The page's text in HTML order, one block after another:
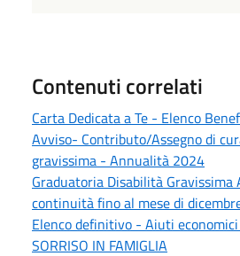
Contenuti correlati
Carta Dedicata a Te - Elenco
Avviso- Contributo/Assegno di
gravissima - Annualità 2024
Graduatoria Disabilità Gravissima
continuità fino al mese di
Elenco definitivo - Aiuti
SORRISO IN FAMIGLIA